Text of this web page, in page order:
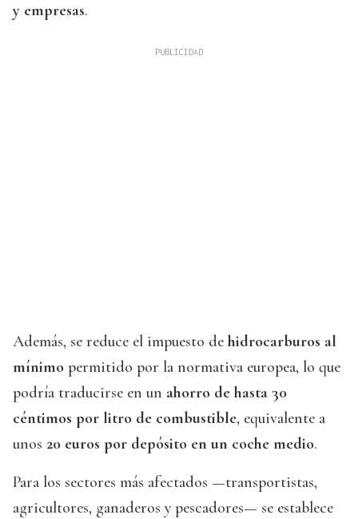
y empresas.
Además, se reduce el impuesto de hidrocarburos al
mínimo permitido por la normativa europea, lo que
podría traducirse en un ahorro de hasta 30
céntimos por litro de combustible, equivalente a
unos 20 euros por depósito en un coche medio.
Para los sectores más afectados —transportistas,
agricultores, ganaderos y pescadores— se establece